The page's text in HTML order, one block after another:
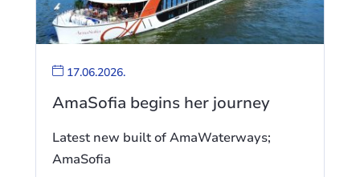
17.06.2026.
AmaSofia begins her journey
Latest new built of AmaWaterways;
AmaSofia